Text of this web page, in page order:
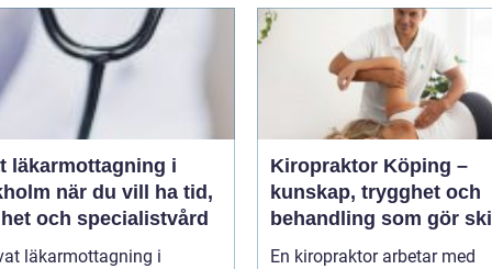
läkarmottagning i
vill ha tid,
och specialistvård
läkarmottagning i
Kiropraktor Köping –
kunskap, trygghet och
behandling som gör
En kiropraktor arbetar med